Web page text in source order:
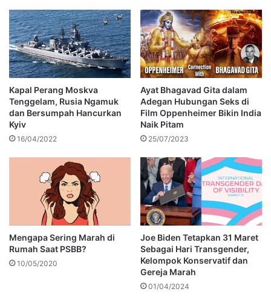
Kapal Perang Moskva
Tenggelam, Rusia Ngamuk
dan Bersumpah Hancurkan
Kyiv
16/04/2022
Ayat Bhagavad Gita dalam
Adegan Hubungan Seks di
Film Oppenheimer Bikin India
Naik Pitam
25/07/2023
Mengapa Sering Marah di
Rumah Saat PSBB?
10/05/2020
Joe Biden Tetapkan 31 Maret
Sebagai Hari Transgender,
Kelompok Konservatif dan
Gereja Marah
01/04/2024